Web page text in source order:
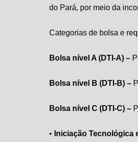
do Pará, por meio da
Categorias de bolsa e
Bolsa nível A (DTI-A) –
Bolsa nível B (DTI-B) –
Bolsa nível C (DTI-C) –
• Iniciação Tecnológica